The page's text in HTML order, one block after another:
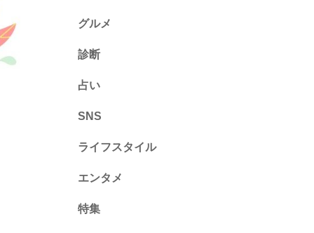
ネイル
グルメ
診断
診断
占い
心理テスト
SNS
ライフスタイル
推し活
カルチャー・暮らし
エンタメ
特集